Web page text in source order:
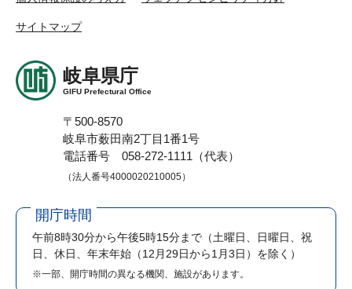
サイトマップ
岐阜県庁
GIFU Prefectural Office
〒500-8570
岐阜市薮田南2丁目1番1号
電話番号 058-272-1111（代表）
（法人番号4000020210005）
開庁時間
午前8時30分から午後5時15分まで （土曜日、日曜日、祝
日、休日、年末年始（12月29日から1月3日）を除く）
※一部、開庁時間の異なる機関、施設があります。